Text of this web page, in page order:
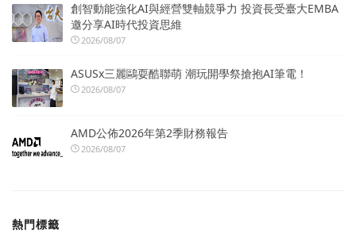
創智動能強化AI與經營雙軸競爭力 投資長受臺大EMBA
邀分享AI時代投資思維
2026/08/07
ASUSx三麗鷗耍酷聯萌 潮玩開學祭搶抱AI筆電！
2026/08/07
AMD公佈2026年第2季財務報告
2026/08/07
熱門標籤